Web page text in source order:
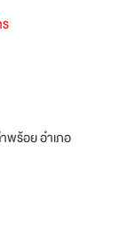
พร้อย อำเภอ